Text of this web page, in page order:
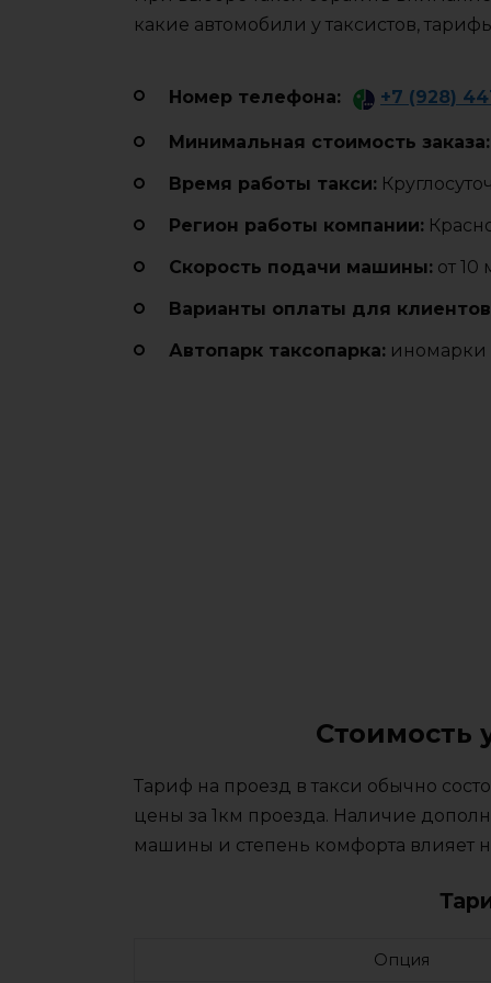
какие автомобили у таксистов,
Номер телефона: +7 (928)
Минимальная стоимость заказа:
Время работы такси:
Регион работы компании:
Cкорость подачи машины: от 10
Варианты оплаты для
Автопарк таксопарка: иномарки
Стоимость
Тариф на проезд в такси обычно
цены за 1км проезда. Наличие
машины и степень комфорта влияет
Опция